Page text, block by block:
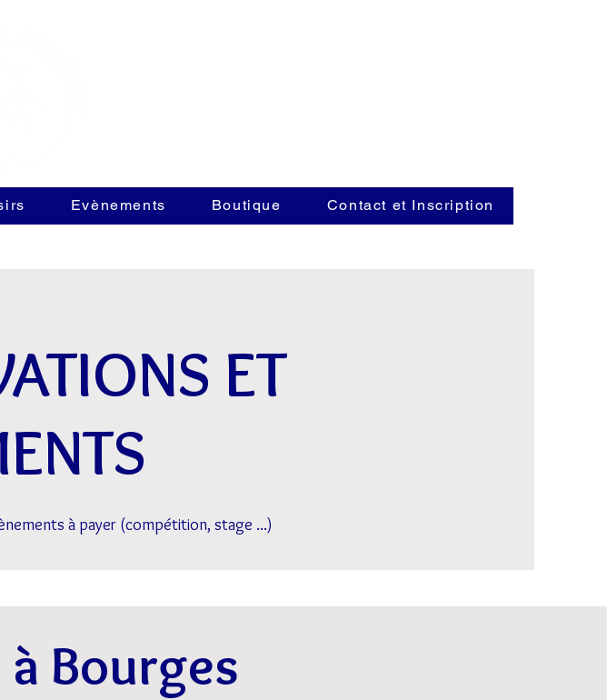
Evènements Boutique Contact et Inscription
ET
à payer (compétition, stage ...)
Bourges